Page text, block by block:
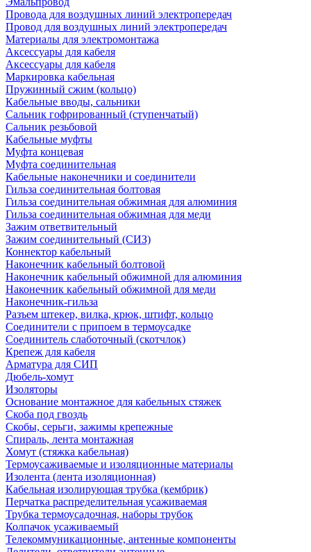
Провода для воздушных линий электропередач
Провод для воздушных линий электропередач
Материалы для электромонтажа
Аксессуары для кабеля
Аксессуары для кабеля
Маркировка кабельная
Пружинный сжим (кольцо)
Кабельные вводы, сальники
Сальник гофрированный (ступенчатый)
Сальник резьбовой
Кабельные муфты
Муфта концевая
Муфта соединительная
Кабельные наконечники и соединители
Гильза соединительная болтовая
Гильза соединительная обжимная для алюминия
Гильза соединительная обжимная для меди
Зажим ответвительный
Зажим соединительный (СИЗ)
Коннектор кабельный
Наконечник кабельный болтовой
Наконечник кабельный обжимной для алюминия
Наконечник кабельный обжимной для меди
Наконечник-гильза
Разъем штекер, вилка, крюк, штифт, кольцо
Соединители с припоем в термоусадке
Соединитель слаботочный (скотчлок)
Крепеж для кабеля
Арматура для СИП
Дюбель-хомут
Изоляторы
Основание монтажное для кабельных стяжек
Скоба под гвоздь
Скобы, серьги, зажимы крепежные
Спираль, лента монтажная
Хомут (стяжка кабельная)
Термоусаживаемые и изоляционные материалы
Изолента (лента изоляционная)
Кабельная изолирующая трубка (кембрик)
Перчатка распределительная усаживаемая
Трубка термоусадочная, наборы трубок
Колпачок усаживаемый
Телекоммуникационные, антенные компоненты